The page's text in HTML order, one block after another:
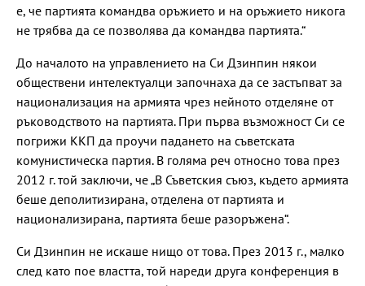
е, че партията командва оръжието и на оръжието никога
не трябва да се позволява да командва партията.“
До началото на управлението на Си Дзинпин някои
обществени интелектуалци започнаха да се застъпват за
национализация на армията чрез нейното отделяне от
ръководството на партията. При първа възможност Си се
погрижи ККП да проучи падането на съветската
комунистическа партия. В голяма реч относно това през
2012 г. той заключи, че „В Съветския съюз, където армията
беше деполитизирана, отделена от партията и
национализирана, партията беше разоръжена“.
Си Дзинпин не искаше нищо от това. През 2013 г., малко
след като пое властта, той нареди друга конференция в